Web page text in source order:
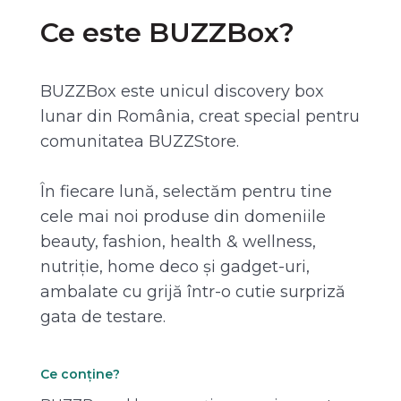
Ce este BUZZBox?
BUZZBox este unicul discovery box
lunar din România, creat special pentru
comunitatea BUZZStore.
În fiecare lună, selectăm pentru tine
cele mai noi produse din domeniile
beauty, fashion, health & wellness,
nutriție, home deco și gadget-uri,
ambalate cu grijă într-o cutie surpriză
gata de testare.
Ce conține?